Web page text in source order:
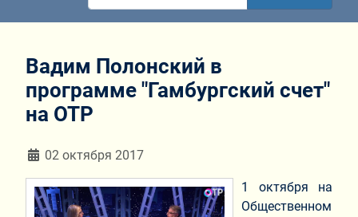
Вадим Полонский в
программе "Гамбургский счет"
на ОТР
Информация о материале
02 октября 2017
1 октября на
Общественном